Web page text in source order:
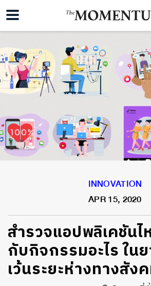
INNOVATION
APR 15, 2020
สำรวจแอปพลิเคชันไ
กับกิจกรรมอะไร ใน
เว้นระยะห่างทางสัง